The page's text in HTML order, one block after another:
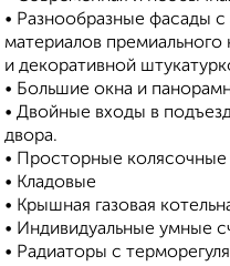
• Разнообразные фасады
материалов премиального
и декоративной
• Большие окна и
• Двойные входы в
двора.
• Просторные колясочные
• Кладовые
• Крышная газовая
• Индивидуальные умные
• Радиаторы с